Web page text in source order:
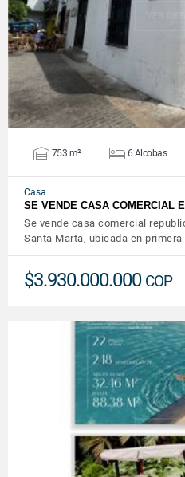
753 m² 6 Alcobas
Casa
SE VENDE CASA COMERCIAL
Se vende casa comercial
Santa Marta, ubicada en
$3.930.000.000 COP
VER